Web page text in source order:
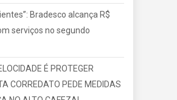
Bradesco alcança R$
serviços no segundo
É PROTEGER
CORREDATO PEDE MEDIDAS